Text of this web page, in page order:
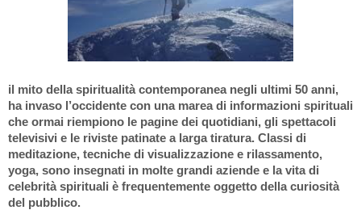
il mito della spiritualità contemporanea negli ultimi 50 anni,
ha invaso l’occidente con una marea di informazioni spirituali
che ormai riempiono le pagine dei quotidiani, gli spettacoli
televisivi e le riviste patinate a larga tiratura. Classi di
meditazione, tecniche di visualizzazione e rilassamento,
yoga, sono insegnati in molte grandi aziende e la vita di
celebrità spirituali è frequentemente oggetto della curiosità
del pubblico.